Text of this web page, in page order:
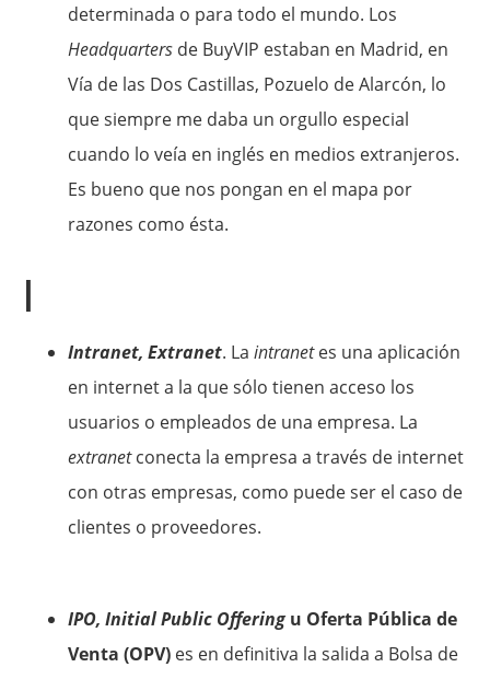
determinada o para todo el mundo. Los
Headquarters de BuyVIP estaban en Madrid, en
Vía de las Dos Castillas, Pozuelo de Alarcón, lo
que siempre me daba un orgullo especial
cuando lo veía en inglés en medios extranjeros.
Es bueno que nos pongan en el mapa por
razones como ésta.
I
Intranet, Extranet. Laintranetes una aplicación
en internet a la que sólo tienen acceso los
usuarios o empleados de una empresa. La
extranetconecta la empresa a través de internet
con otras empresas, como puede ser el caso de
clientes o proveedores.
IPO, Initial Public Offeringu Oferta Pública de
Venta (OPV) es en definitiva la salida a Bolsa de